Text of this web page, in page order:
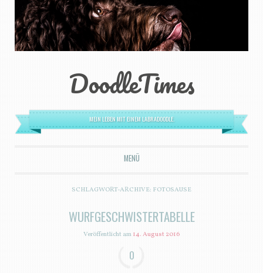
DoodleTimes
MEIN LEBEN MIT EINEM LABRADOODLE.
MENÜ
ZUM INHALT SPRINGEN
SCHLAGWORT-ARCHIVE: FOTOSAUSE
WURFGESCHWISTERTABELLE
Veröffentlicht am14. August 2016
0